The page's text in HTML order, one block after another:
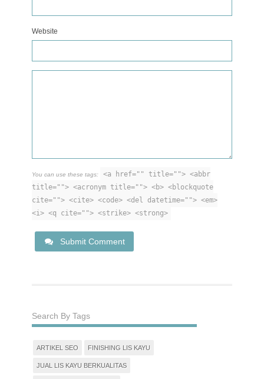
Website
You can use these tags:
<a href="" title=""> <abbr
title=""> <acronym title=""> <b> <blockquote
cite=""> <cite> <code> <del datetime=""> <em>
<i> <q cite=""> <strike> <strong>
Submit Comment
Search By Tags
ARTIKEL SEO FINISHING LIS KAYU
JUAL LIS KAYU BERKUALITAS